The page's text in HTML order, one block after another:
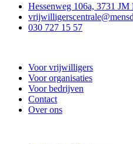
Hessenweg 106a, 3731
030 727 15 57
Voor vrijwilligers
Voor organisaties
Voor bedrijven
Contact
Over ons